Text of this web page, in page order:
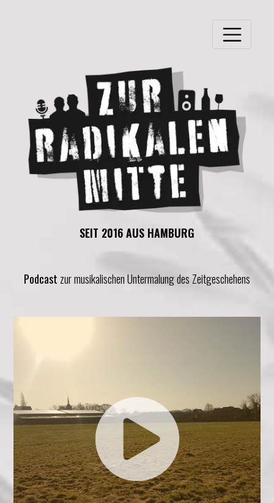
SEIT 2016 AUS HAMBURG
Podcast zur musikalischen Untermalung des Zeitgeschehens